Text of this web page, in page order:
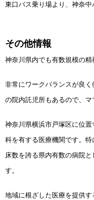
東口バス乗り場より、神奈
その他情報
神奈川県内でも有数規模の精
非常にワークバランスが良
の院内託児所もあるので、
神奈川県横浜市戸塚区に位置
科を有する医療機関です。
床数を誇る県内有数の病院
す。
地域に根ざした医療を提供